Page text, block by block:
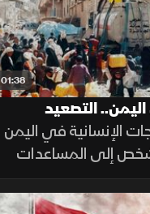
01:38
التصعيد
الإنسانية في اليمن
22 مليون شخص إلى المساعدات
الأمن الغذائي
الإنسانية